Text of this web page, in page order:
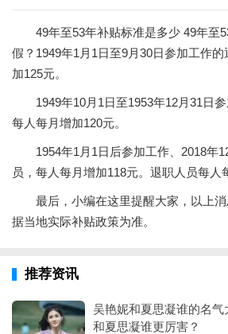
49年至53年补贴标准是多少 49年至
假？1949年1月1日至9月30日参加工作
加125元。
1949年10月1日至1953年12月31日参
每人每月增加120元。
1954年1月1日后参加工作、2018年
员，每人每月增加118元。退职人员每人
最后，小编在这里提醒大家，以上消
据当地实际补贴政策为准。
推荐资讯
吴艳妮和夏思凝谁的名气
和夏思凝谁更厉害？